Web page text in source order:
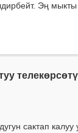
Эң
сактап